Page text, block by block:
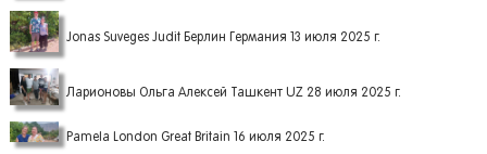
Jonas Suveges Judit Берлин Германия 13 июля 2025 г.
Ларионовы Ольга Алексей Ташкент UZ 28 июля 2025 г.
Pamela London Great Britain 16 июля 2025 г.